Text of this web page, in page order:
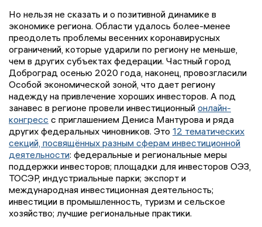
Но нельзя не сказать и о позитивной динамике в
экономике региона. Области удалось более-менее
преодолеть проблемы весенних коронавирусных
ограничений, которые ударили по региону не меньше,
чем в других субъектах федерации. Частный город
Доброград осенью 2020 года, наконец, провозгласили
Особой экономической зоной, что дает региону
надежду на привлечение хороших инвесторов. А под
занавес в регионе провели инвестиционный онлайн-
конгресс с приглашением Дениса Мантурова и ряда
других федеральных чиновников. Это 12 тематических
секций, посвящённых разным сферам инвестиционной
деятельности: федеральные и региональные меры
поддержки инвесторов; площадки для инвесторов ОЭЗ,
ТОСЭР, индустриальные парки; экспорт и
международная инвестиционная деятельность;
инвестиции в промышленность, туризм и сельское
хозяйство; лучшие региональные практики.